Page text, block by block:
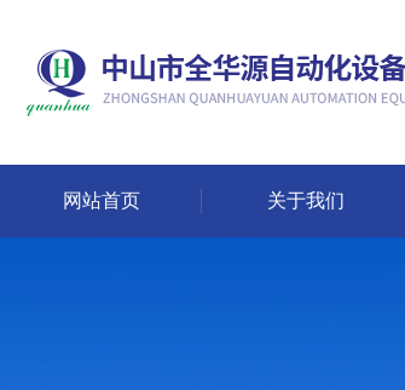
网站首页 关于我们